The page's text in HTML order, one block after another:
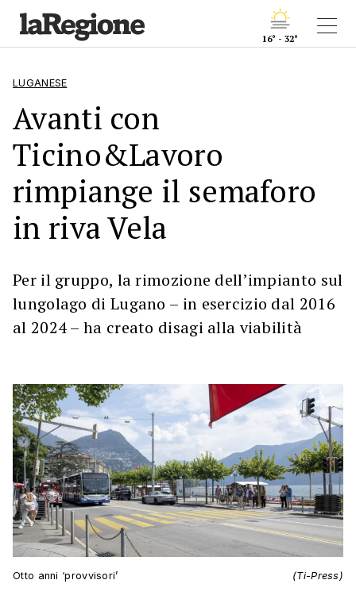
16° - 32°
LUGANESE
Avanti con
Ticino&Lavoro
rimpiange il semaforo
in riva Vela
Per il gruppo, la rimozione dell’impianto sul
lungolago di Lugano – in esercizio dal 2016
al 2024 – ha creato disagi alla viabilità
Otto anni ‘provvisori’ (Ti-Press)